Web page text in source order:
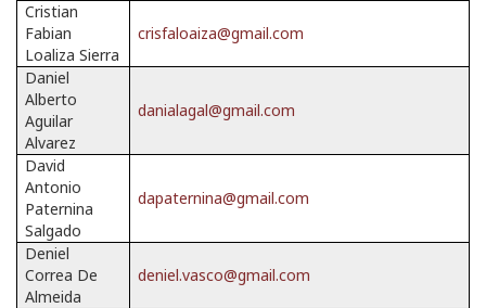
Cristian
Fabian
Loaliza Sierra
crisfaloaiza@gmail.com
Daniel
Alberto
Aguilar
Alvarez
danialagal@gmail.com
David
Antonio
Paternina
Salgado
dapaternina@gmail.com
Deniel
Correa De
Almeida
deniel.vasco@gmail.com